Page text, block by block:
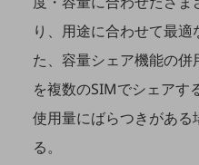
home5Gプラン
モバイルサービス
端末の一元管理
セキュリティ
運用保守・故障紛失サポート
り、用途に合わせて最
た、容量シェア機能の
を複数のSIMでシェアす
使用量にばらつきがある
る。